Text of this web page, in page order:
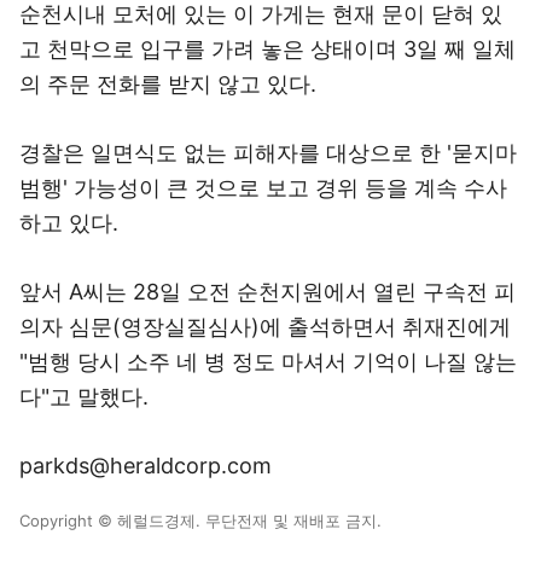
순천시내 모처에 있는 이 가게는 현재 문이 닫혀 있
고 천막으로 입구를 가려 놓은 상태이며 3일 째 일체
의 주문 전화를 받지 않고 있다.
경찰은 일면식도 없는 피해자를 대상으로 한 '묻지마
범행' 가능성이 큰 것으로 보고 경위 등을 계속 수사
하고 있다.
앞서 A씨는 28일 오전 순천지원에서 열린 구속전 피
의자 심문(영장실질심사)에 출석하면서 취재진에게
"범행 당시 소주 네 병 정도 마셔서 기억이 나질 않는
다"고 말했다.
parkds@heraldcorp.com
Copyright © 헤럴드경제. 무단전재 및 재배포 금지.